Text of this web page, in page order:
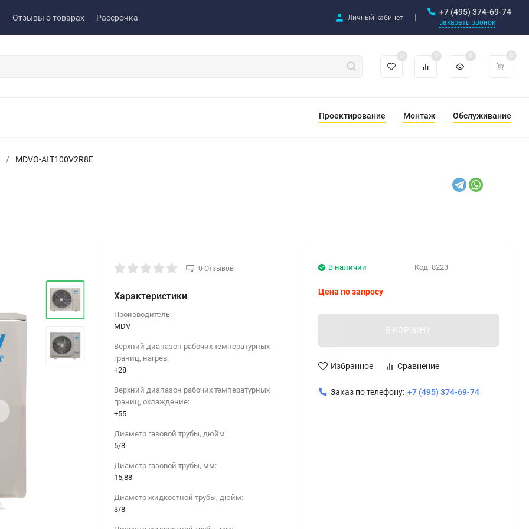
Отзывы о товарах Рассрочка Личный кабинет
+7 (495) 374-69-74
заказать звонок
0 0 0 0
Проектирование Монтаж Обслуживание
/ MDVO-AtT100V2R8E
0 Отзывов
Характеристики
Производитель:
MDV
Верхний диапазон рабочих температурных
границ, нагрев:
+28
Верхний диапазон рабочих температурных
границ, охлаждение:
+55
Диаметр газовой трубы, дюйм:
5/8
Диаметр газовой трубы, мм:
15,88
Диаметр жидкостной трубы, дюйм:
3/8
Код: 8223
В наличии
Цена по запросу
В КОРЗИНУ
Избранное Сравнение
Заказ по телефону: +7 (495) 374-69-74